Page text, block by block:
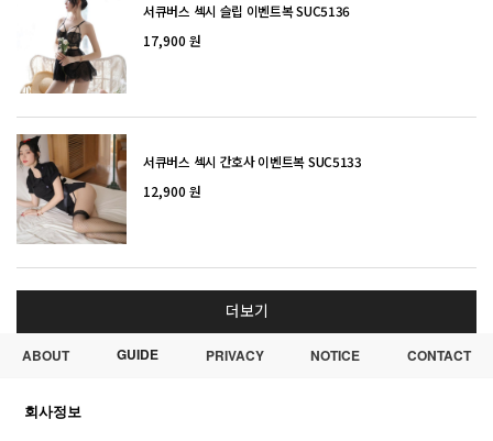
서큐버스 섹시 슬립 이벤트복 SUC5136
17,900 원
서큐버스 섹시 간호사 이벤트복 SUC5133
12,900 원
더보기
ABOUT GUIDE PRIVACY NOTICE CONTACT
회사정보